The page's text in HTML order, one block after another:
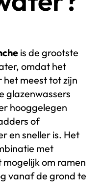
is de grootste
omdat het
meest tot zijn
glazenwassers
hooggelegen
of
en sneller is. Het
met
om ramen
vanaf de grond te